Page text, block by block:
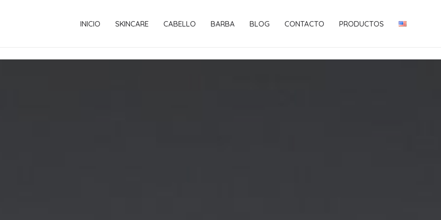
INICIO SKINCARE CABELLO BARBA BLOG CONTACTO PRODUCTOS